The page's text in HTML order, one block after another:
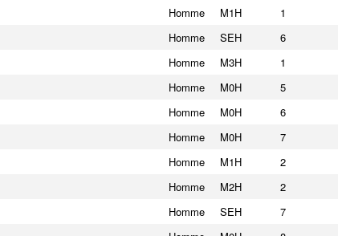
Homme M1H 1
Homme SEH 6
Homme M3H 1
Homme M0H 5
Homme M0H 6
Homme M0H 7
Homme M1H 2
Homme M2H 2
Homme SEH 7